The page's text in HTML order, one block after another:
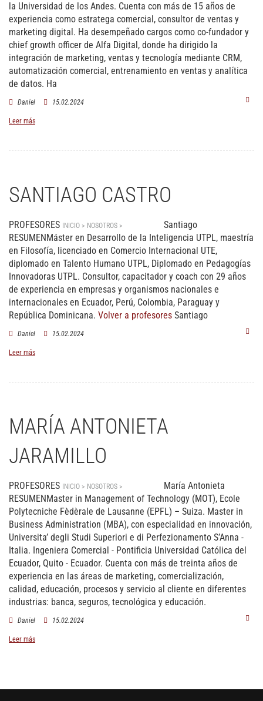
la Universidad de los Andes. Cuenta con más de 15 años de
experiencia como estratega comercial, consultor de ventas y
marketing digital. Ha desempeñado cargos como co-fundador y
chief growth officer de Alfa Digital, donde ha dirigido la
integración de marketing, ventas y tecnología mediante CRM,
automatización comercial, entrenamiento en ventas y analítica
de datos. Ha
Daniel 15.02.2024
Leer más
SANTIAGO CASTRO
PROFESORES INICIO > NOSOTROS >
Santiago
RESUMENMáster en Desarrollo de la Inteligencia UTPL, maestría
en Filosofía, licenciado en Comercio Internacional UTE,
diplomado en Talento Humano UTPL, Diplomado en Pedagogías
Innovadoras UTPL. Consultor, capacitador y coach con 29 años
de experiencia en empresas y organismos nacionales e
internacionales en Ecuador, Perú, Colombia, Paraguay y
República Dominicana. Volver a profesores Santiago
Daniel 15.02.2024
Leer más
MARÍA ANTONIETA
JARAMILLO
PROFESORES INICIO > NOSOTROS >
María Antonieta
RESUMENMaster in Management of Technology (MOT), Ecole
Polytecniche Fèdèrale de Lausanne (EPFL) – Suiza. Master in
Business Administration (MBA), con especialidad en innovación,
Universita’ degli Studi Superiori e di Perfezionamento S’Anna -
Italia. Ingeniera Comercial - Pontificia Universidad Católica del
Ecuador, Quito - Ecuador. Cuenta con más de treinta años de
experiencia en las áreas de marketing, comercialización,
calidad, educación, procesos y servicio al cliente en diferentes
industrias: banca, seguros, tecnológica y educación.
Daniel 15.02.2024
Leer más